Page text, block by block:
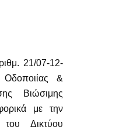
21/07-12-
&
Βιώσιμης
με την
Δικτύου